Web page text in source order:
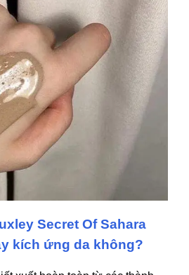
Secret Of Sahara
kích ứng da không?